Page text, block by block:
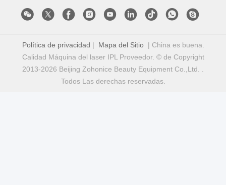
Política de privacidad | Mapa del Sitio| China es buena.
Calidad Máquina del laser IPL Proveedor. © de Copyright
2013-2026 Beijing Zohonice Beauty Equipment Co.,Ltd. .
Todos Las derechas reservadas.